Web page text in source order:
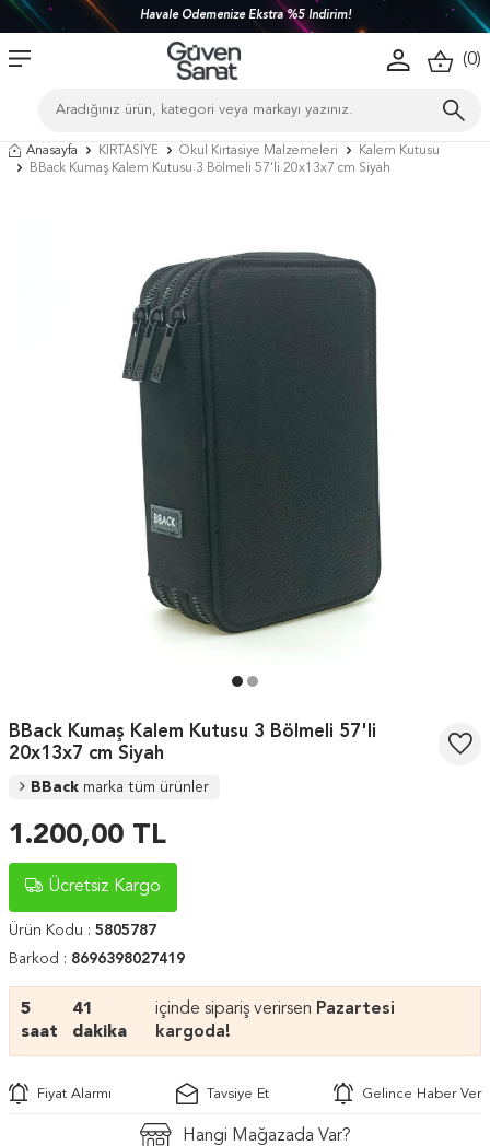
Havale Ödemenize Ekstra %5 İndirim!
(0)
Anasayfa KIRTASİYE Okul Kırtasiye Malzemeleri
Kalem Kutusu
BBack Kumaş Kalem Kutusu 3 Bölmeli 57'li 20x13x7 cm Siyah
BBack Kumaş Kalem Kutusu 3 Bölmeli 57'li
20x13x7 cm Siyah
BBack marka tüm ürünler
1.200,00 TL
Ücretsiz Kargo
Ürün Kodu : 5805787
Barkod : 8696398027419
5
saat
41
dakika
içinde sipariş verirsen Pazartesi
kargoda!
Fiyat Alarmı Tavsiye Et Gelince Haber Ver
Hangi Mağazada Var?